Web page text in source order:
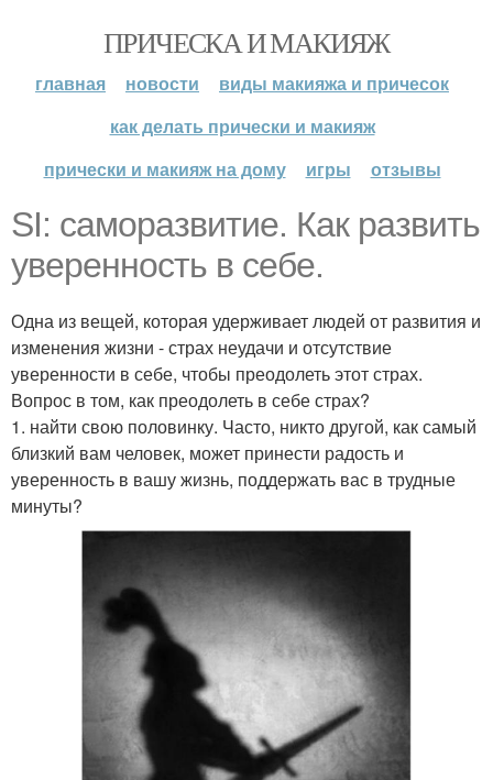
ПРИЧЕСКА И МАКИЯЖ
главная новости
виды макияжа и причесок
как делать прически и макияж
прически и макияж на дому
игры отзывы
SI: саморазвитие. Как развить
уверенность в себе.
Одна из вещей, которая удерживает людей от развития и
изменения жизни - страх неудачи и отсутствие
уверенности в себе, чтобы преодолеть этот страх.
Вопрос в том, как преодолеть в себе страх?
1. найти свою половинку. Часто, никто другой, как самый
близкий вам человек, может принести радость и
уверенность в вашу жизнь, поддержать вас в трудные
минуты?